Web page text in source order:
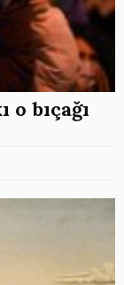
o bıçağı